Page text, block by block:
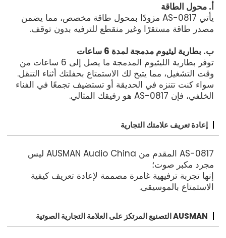
أ. محول الطاقة
يأتي AS-0817 مزودًا بمحول طاقة مخصص، مما يضمن
مصدر طاقة مستقرًا وغير منقطع للترفيه بدون توقف.
ب. بطارية ليثيوم مدمجة لمدة 6 ساعات
توفر بطارية الليثيوم المدمجة ما يصل إلى 6 ساعات من
وقت التشغيل، مما يتيح لك الاستمتاع بحفلتك أثناء التنقل.
سواء كنت تتنزه في الحديقة أو تستضيف تجمعًا في الفناء
الخلفي، فإن AS-0817 هو رفيقك المثالي.
إعادة تعريف علامتك التجارية
AS-0817 المقدم من AUSMAN Audio China ليس
مجرد مكبر صوت؛
إنها تجربة ترفيهية غامرة مصممة لإعادة تعريف كيفية
الاستمتاع بالموسيقى.
AUSMAN التصنيع المرتكز على العلامة التجارية الصوتية